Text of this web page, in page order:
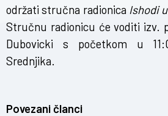
održati stručna radionica Ishodi
Stručnu radionicu će voditi izv.
Dubovicki s početkom u
Srednjika.
Povezani članci